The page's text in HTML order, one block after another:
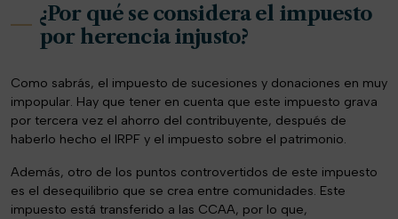
¿Por qué se considera el impuesto
por herencia injusto?
Como sabrás, el impuesto de sucesiones y donaciones en muy
impopular. Hay que tener en cuenta que este impuesto grava
por tercera vez el ahorro del contribuyente, después de
haberlo hecho el IRPF y el impuesto sobre el patrimonio.
Además, otro de los puntos controvertidos de este impuesto
es el desequilibrio que se crea entre comunidades. Este
impuesto está transferido a las CCAA, por lo que,